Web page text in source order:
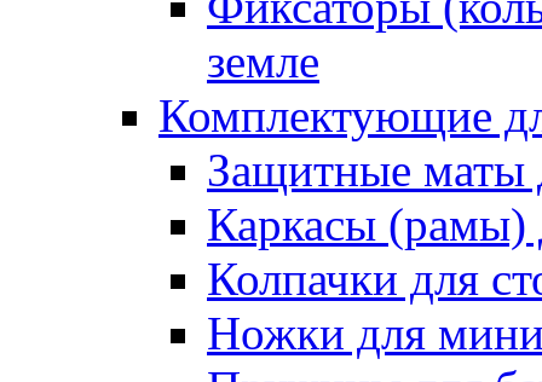
земле
Комплектующие
Защитные маты
Каркасы (рамы)
Колпачки для
Ножки для